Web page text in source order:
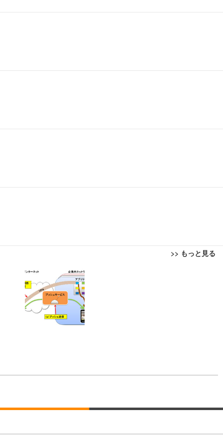
>> もっと見る
面昇降 強化ナイロン樹脂ベース 通気性メッシュ 在宅ワーク H-WY01